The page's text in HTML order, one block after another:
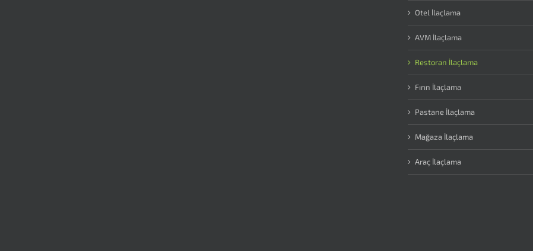
Otel İlaçlama
AVM İlaçlama
Restoran İlaçlama
Fırın İlaçlama
Pastane İlaçlama
Mağaza İlaçlama
Araç İlaçlama